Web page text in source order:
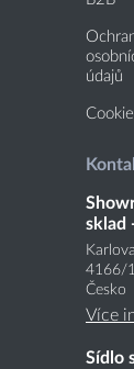
údajů
sklad
4166/1
Česko
Více
Sídlo